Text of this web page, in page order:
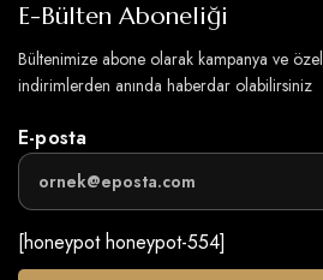
E-Bülten Aboneliği
Bültenimize abone olarak kampanya ve özel
indirimlerden anında haberdar olabilirsiniz
E-posta
[honeypot honeypot-554]